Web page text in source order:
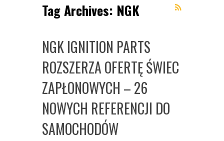
Tag Archives: NGK
NGK IGNITION PARTS
ROZSZERZA OFERTĘ ŚWIEC
ZAPŁONOWYCH – 26
NOWYCH REFERENCJI DO
SAMOCHODÓW